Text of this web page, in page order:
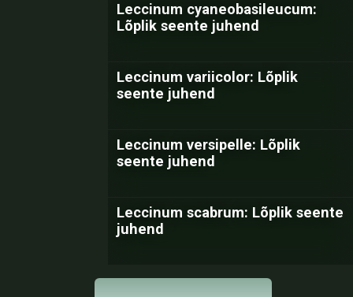
Leccinum cyaneobasileucum:
Lõplik seente juhend
Leccinum variicolor: Lõplik
seente juhend
Leccinum versipelle: Lõplik
seente juhend
Leccinum scabrum: Lõplik seente
juhend